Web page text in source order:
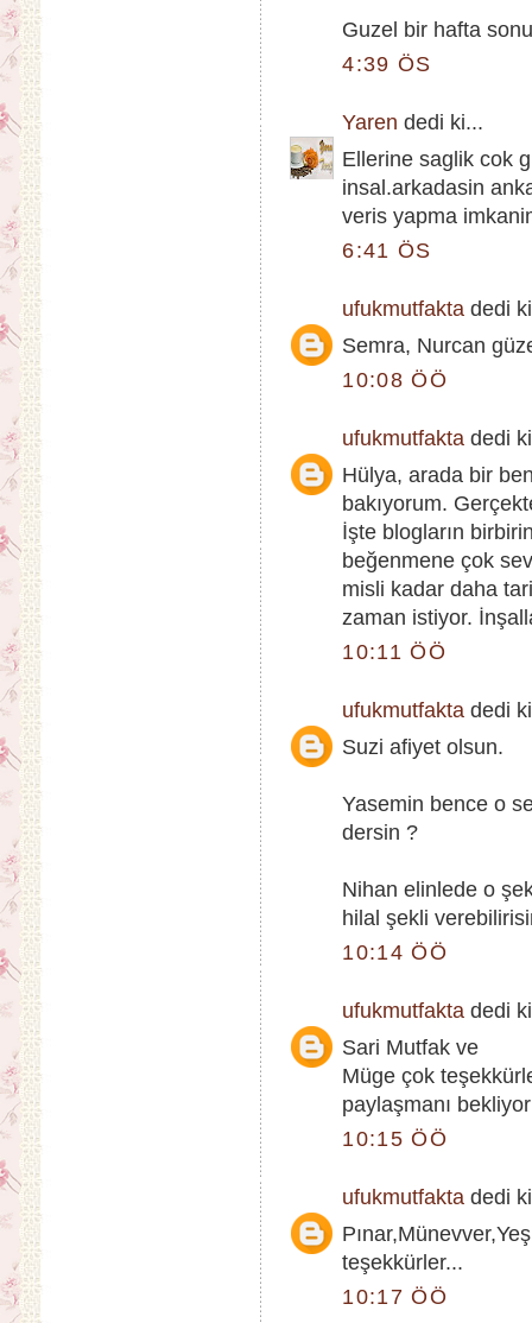
Guzel bir hafta
4:39 ÖS
Yaren dedi ki...
Ellerine saglik cok
insal.arkadasin
veris yapma
6:41 ÖS
ufukmutfakta dedi
Semra, Nurcan
10:08 ÖÖ
ufukmutfakta dedi
Hülya, arada bir
bakıyorum.
İşte blogların
beğenmene çok
misli kadar daha
zaman istiyor.
10:11 ÖÖ
ufukmutfakta dedi
Suzi afiyet olsun.
Yasemin bence o
dersin ?
Nihan elinlede o
hilal şekli
10:14 ÖÖ
ufukmutfakta dedi
Sari Mutfak ve
Müge çok
paylaşmanı
10:15 ÖÖ
ufukmutfakta dedi
teşekkürler...
10:17 ÖÖ